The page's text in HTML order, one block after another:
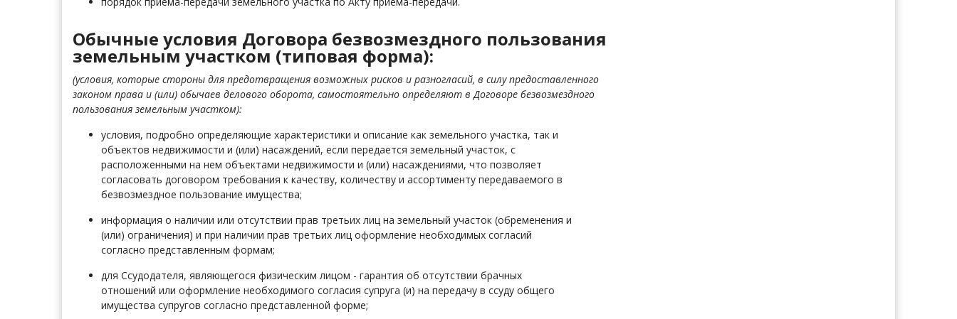
Обычные условия Договора безвозмездного пользования
земельным участком (типовая форма):
(условия, которые стороны для предотвращения возможных рисков и разногласий, в силу предоставленного
законом права и (или) обычаев делового оборота, самостоятельно определяют в Договоре безвозмездного
пользования земельным участком):
условия, подробно определяющие характеристики и описание как земельного участка, так и
объектов недвижимости и (или) насаждений, если передается земельный участок, с
расположенными на нем объектами недвижимости и (или) насаждениями, что позволяет
согласовать договором требования к качеству, количеству и ассортименту передаваемого в
безвозмездное пользование имущества;
информация о наличии или отсутствии прав третьих лиц на земельный участок (обременения и
(или) ограничения) и при наличии прав третьих лиц оформление необходимых согласий
согласно представленным формам;
для Ссудодателя, являющегося физическим лицом - гарантия об отсутствии брачных
отношений или оформление необходимого согласия супруга (и) на передачу в ссуду общего
имущества супругов согласно представленной форме;